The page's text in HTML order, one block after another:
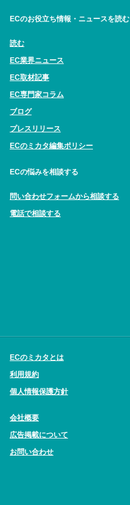
ECのお役立ち情報・ニュースを読む
読む
EC業界ニュース
EC取材記事
EC専門家コラム
ブログ
プレスリリース
ECのミカタ編集ポリシー
ECの悩みを相談する
問い合わせフォームから相談する
電話で相談する
ECのミカタとは
利用規約
個人情報保護方針
会社概要
広告掲載について
お問い合わせ